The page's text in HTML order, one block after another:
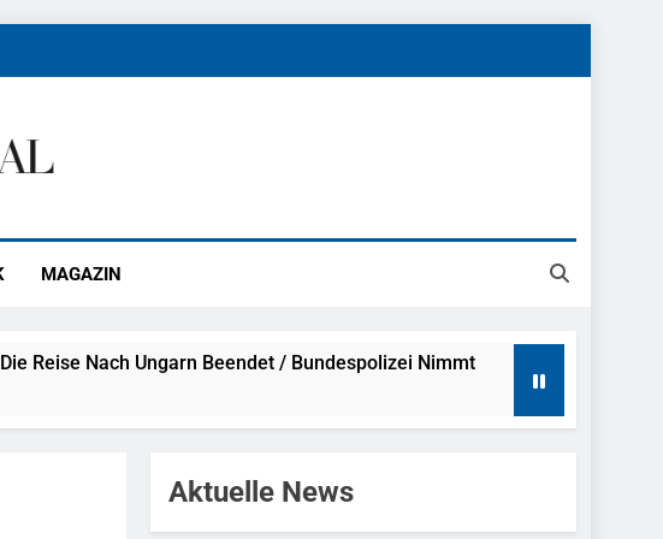
MAGAZIN
Reise Nach Ungarn Beendet / Bundespolizei Nimmt
Aktuelle News